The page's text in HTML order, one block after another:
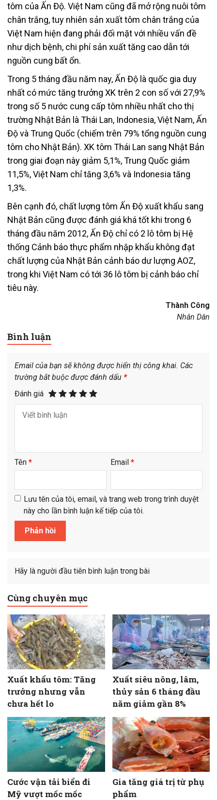
tôm của Ấn Độ. Việt Nam cũng đã mở rộng nuôi tôm
chân trắng, tuy nhiên sản xuất tôm chân trắng của
Việt Nam hiện đang phải đối mặt với nhiều vấn đề
như dịch bệnh, chi phí sản xuất tăng cao dẫn tới
nguồn cung bất ổn.
Trong 5 tháng đầu năm nay, Ấn Độ là quốc gia duy
nhất có mức tăng trưởng XK trên 2 con số với 27,9%
trong số 5 nước cung cấp tôm nhiều nhất cho thị
trường Nhật Bản là Thái Lan, Indonesia, Việt Nam, Ấn
Độ và Trung Quốc (chiếm trên 79% tổng nguồn cung
tôm cho Nhật Bản). XK tôm Thái Lan sang Nhật Bản
trong giai đoạn này giảm 5,1%, Trung Quốc giảm
11,5%, Việt Nam chỉ tăng 3,6% và Indonesia tăng
1,3%.
Bên cạnh đó, chất lượng tôm Ấn Độ xuất khẩu sang
Nhật Bản cũng được đánh giá khá tốt khi trong 6
tháng đầu năm 2012, Ấn Độ chỉ có 2 lô tôm bị Hệ
thống Cảnh báo thực phẩm nhập khẩu không đạt
chất lượng của Nhật Bản cảnh báo dư lượng AOZ,
trong khi Việt Nam có tới 36 lô tôm bị cảnh báo chỉ
tiêu này.
Thành Công
Nhân Dân
Bình luận
Email của bạn sẽ không được hiển thị công khai. Các
trường bắt buộc được đánh dấu *
Đánh giá
Tên * Email *
Lưu tên của tôi, email, và trang web trong trình duyệt
này cho lần bình luận kế tiếp của tôi.
Hãy là người đầu tiên bình luận trong bài
Cùng chuyên mục
Xuất khẩu tôm: Tăng
trưởng nhưng vẫn
chưa hết lo
Xuất siêu nông, lâm,
thủy sản 6 tháng đầu
năm giảm gần 8%
Cước vận tải biển đi
Mỹ vượt mốc mốc
Gia tăng giá trị từ phụ
phẩm